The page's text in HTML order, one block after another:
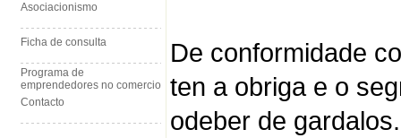
Asociacionismo
Ficha de consulta
Programa de
emprendedores no comercio
Contacto
De conformidade
ten a obriga e o
odeber de